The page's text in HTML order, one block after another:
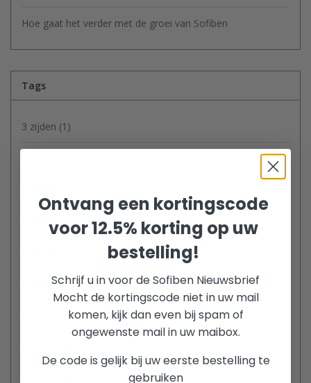
Hoe gaat het verder met de groei van Sofiben
Tags
3 zijden (1)
Budgetline (1)
cotton blend(1)
Ontvang een kortingscode
voor 12.5% korting op uw
bestelling!
Schrijf u in voor de Sofiben Nieuwsbrief
Mocht de kortingscode niet in uw mail
komen, kijk dan even bij spam of
ongewenste mail in uw maibox.
De code is gelijk bij uw eerste bestelling te
gebruiken